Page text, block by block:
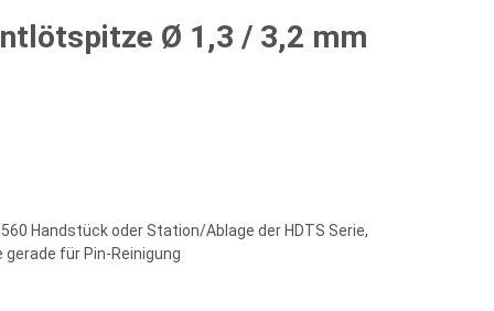
Ø 1,3 / 3,2 mm
Handstück oder Station/Ablage der HDTS Serie,
für Pin-Reinigung